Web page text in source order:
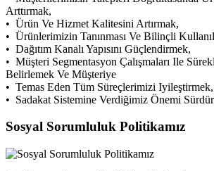
Arttırmak,
• Ürün Ve Hizmet Kalitesini Artırmak,
• Ürünlerimizin Tanınması Ve Bilinçli
• Dağıtım Kanalı Yapısını Güçlendirmek,
• Müşteri Segmentasyon Çalışmaları Ile
Belirlemek Ve Müşteriye
• Temas Eden Tüm Süreçlerimizi Iyileştirmek,
• Sadakat Sistemine Verdiğimiz Önemi
Sosyal Sorumluluk Politikamız